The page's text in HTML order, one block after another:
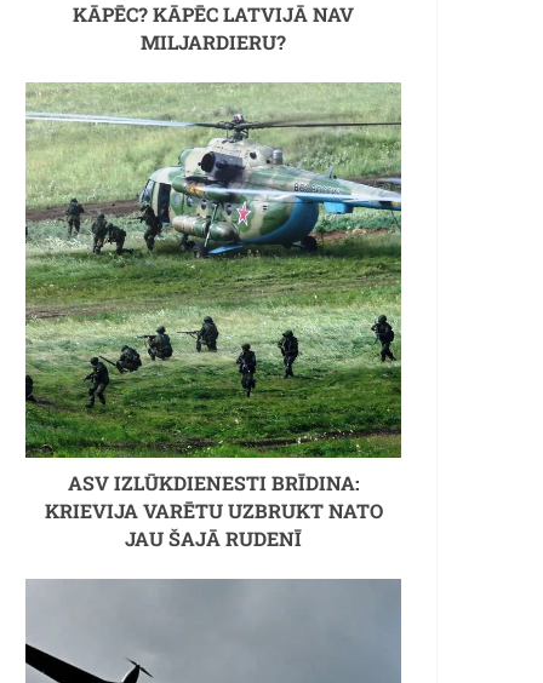
KĀPĒC? KĀPĒC LATVIJĀ NAV
MILJARDIERU?
ASV IZLŪKDIENESTI BRĪDINA:
KRIEVIJA VARĒTU UZBRUKT NATO
JAU ŠAJĀ RUDENĪ